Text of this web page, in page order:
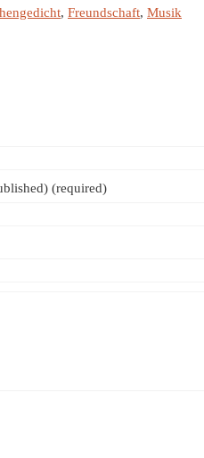
, Freundschaft, Musik
(required)